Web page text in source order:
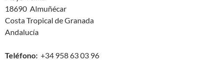
18690 Almuñécar
Costa Tropical de Granada
Andalucía
Teléfono: +34 958 63 03 96